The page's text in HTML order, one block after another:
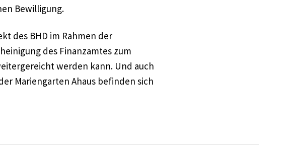
Bewilligung.
des BHD im Rahmen der
des Finanzamtes zum
werden kann. Und auch
Mariengarten Ahaus befinden sich